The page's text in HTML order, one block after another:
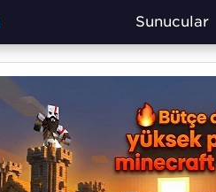
Sunucular